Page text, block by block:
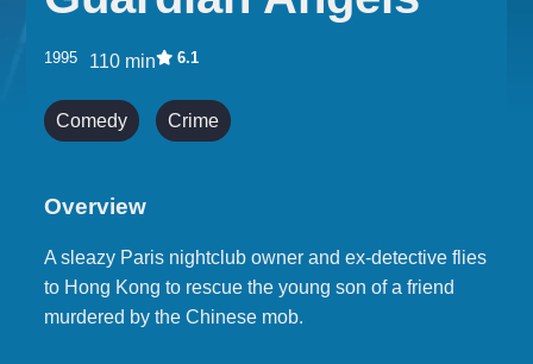
1995 110 min 6.1
Comedy Crime
Overview
A sleazy Paris nightclub owner and ex-detective flies
to Hong Kong to rescue the young son of a friend
murdered by the Chinese mob.